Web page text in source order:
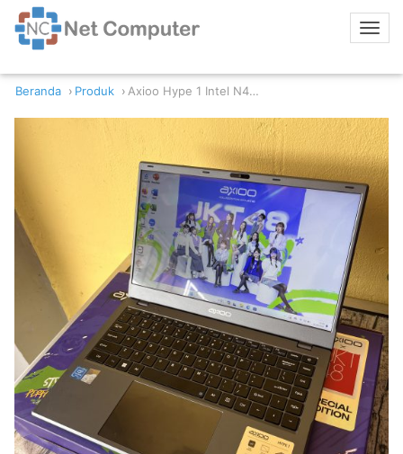
Beranda Produk Axioo Hype 1 Intel N4020 8/128GB